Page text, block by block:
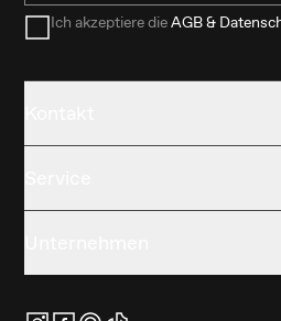
Ich akzeptiere dieAGB &